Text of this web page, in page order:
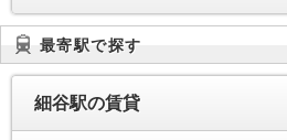
最寄駅で探す
細谷駅の賃貸